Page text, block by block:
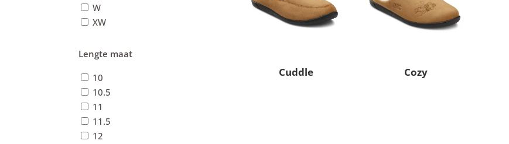
W
XW
Lengte maat
10
10.5
11
11.5
12
Cuddle Cozy